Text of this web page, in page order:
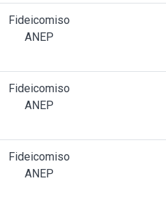
Fideicomiso
ANEP
Fideicomiso
ANEP
Fideicomiso
ANEP